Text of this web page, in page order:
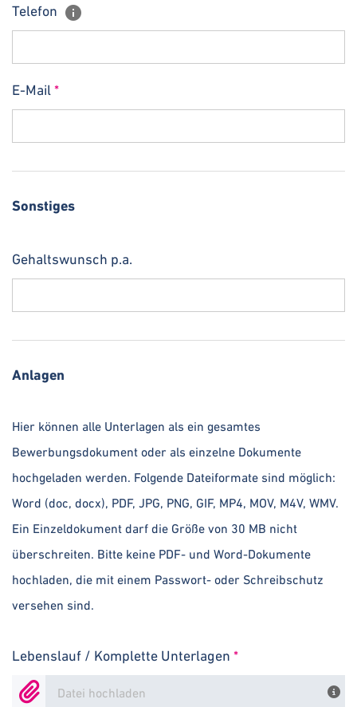
Telefon
E-Mail *
Sonstiges
Gehaltswunsch p.a.
Anlagen
Hier können alle Unterlagen als ein gesamtes
Bewerbungsdokument oder als einzelne Dokumente
hochgeladen werden. Folgende Dateiformate sind möglich:
Word (doc, docx), PDF, JPG, PNG, GIF, MP4, MOV, M4V, WMV.
Ein Einzeldokument darf die Größe von 30 MB nicht
überschreiten. Bitte keine PDF- und Word-Dokumente
hochladen, die mit einem Passwort- oder Schreibschutz
versehen sind.
Lebenslauf / Komplette Unterlagen *
Datei hochladen